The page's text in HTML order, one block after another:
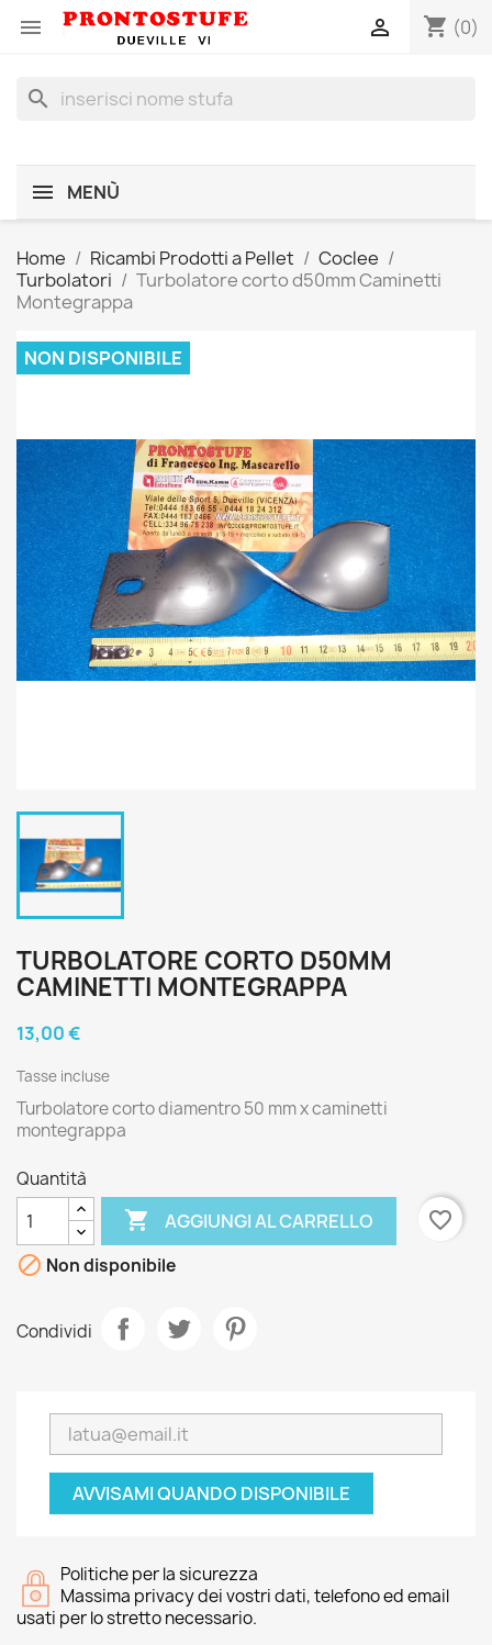
 shopping_cart (0)

search
MENÙ
Home Ricambi Prodotti a Pellet
Coclee
Turbolatori
Turbolatore corto d50mm Caminetti
Montegrappa
NON DISPONIBILE
TURBOLATORE CORTO D50MM
CAMINETTI MONTEGRAPPA
13,00 €
Tasse incluse
Turbolatore corto diamentro 50 mm x caminetti
montegrappa
Quantità
 AGGIUNGI AL CARRELLO
favorite_border
 Non disponibile
Condividi
AVVISAMI QUANDO DISPONIBILE
Politiche per la sicurezza
Massima privacy dei vostri dati, telefono ed email
usati per lo stretto necessario.